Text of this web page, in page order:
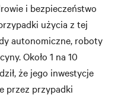
i bezpieczeństwo
użycia z tej
autonomiczne, roboty
Około 1 na 10
że jego inwestycje
przez przypadki